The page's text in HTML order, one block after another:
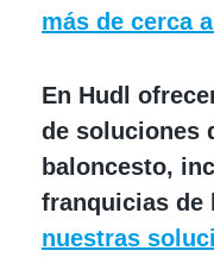
más de cerca
En Hudl
de soluciones
baloncesto,
franquicias de
nuestras